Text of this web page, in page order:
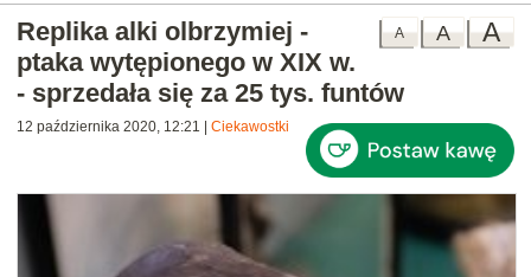
A
A
A
Replika alki olbrzymiej -
ptaka wytępionego w XIX w.
- sprzedała się za 25 tys. funtów
12 października 2020, 12:21 Ciekawostki